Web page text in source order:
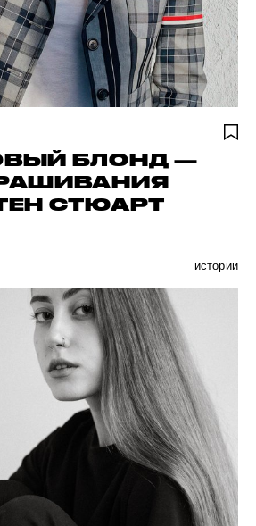
БЛОНД —
СТЮАРТ
истории